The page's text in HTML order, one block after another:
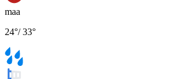
maa
24°/33°